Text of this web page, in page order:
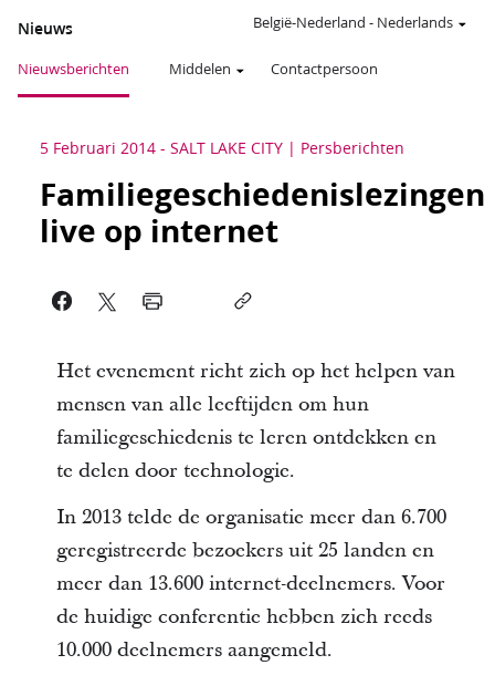
Nieuws
Nieuwsberichten Middelen Contactpersoon
België-Nederland - Nederlands
5 Februari 2014 - SALT LAKE CITY Persberichten
Familiegeschiedenislezingen
live op internet
Het evenement richt zich op het helpen van
mensen van alle leeftijden om hun
familiegeschiedenis te leren ontdekken en
te delen door technologie.
In 2013 telde de organisatie meer dan 6.700
geregistreerde bezoekers uit 25 landen en
meer dan 13.600 internet-deelnemers. Voor
de huidige conferentie hebben zich reeds
10.000 deelnemers aangemeld.